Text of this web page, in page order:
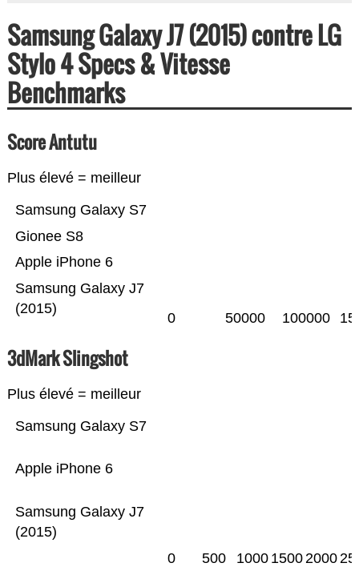
Samsung Galaxy J7 (2015) contre LG
Stylo 4 Specs & Vitesse
Benchmarks
Score Antutu
Plus élevé = meilleur
Samsung Galaxy J7
(2015)
Apple iPhone 6
Gionee S8
Samsung Galaxy S7
0 50000 100000
3dMark Slingshot
Plus élevé = meilleur
Samsung Galaxy J7
(2015)
Apple iPhone 6
Samsung Galaxy S7
0 500 1000 15002000